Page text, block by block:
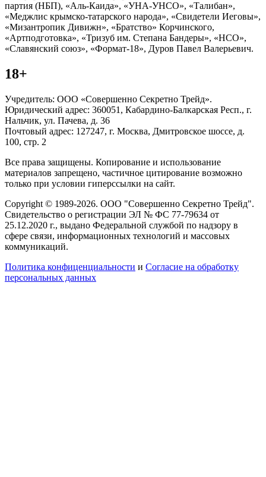
партия (НБП), «Аль-Каида», «УНА-УНСО», «Талибан»,
«Меджлис крымско-татарского народа», «Свидетели Иеговы»,
«Мизантропик Дивижн», «Братство» Корчинского,
«Артподготовка», «Тризуб им. Степана Бандеры», «НСО»,
«Славянский союз», «Формат-18», Дуров Павел Валерьевич.
18+
Учредитель: ООО «Совершенно Секретно Трейд».
Юридический адрес: 360051, Кабардино-Балкарская Респ., г.
Нальчик, ул. Пачева, д. 36
Почтовый адрес: 127247, г. Москва, Дмитровское шоссе, д.
100, стр. 2
Все права защищены. Копирование и использование
материалов запрещено, частичное цитирование возможно
только при условии гиперссылки на сайт.
Copyright © 1989-2026. ООО "Совершенно Секретно Трейд".
Свидетельство о регистрации ЭЛ № ФС 77-79634 от
25.12.2020 г., выдано Федеральной службой по надзору в
сфере связи, информационных технологий и массовых
коммуникаций.
Политика конфиценциальности и Согласие на обработку
персональных данных